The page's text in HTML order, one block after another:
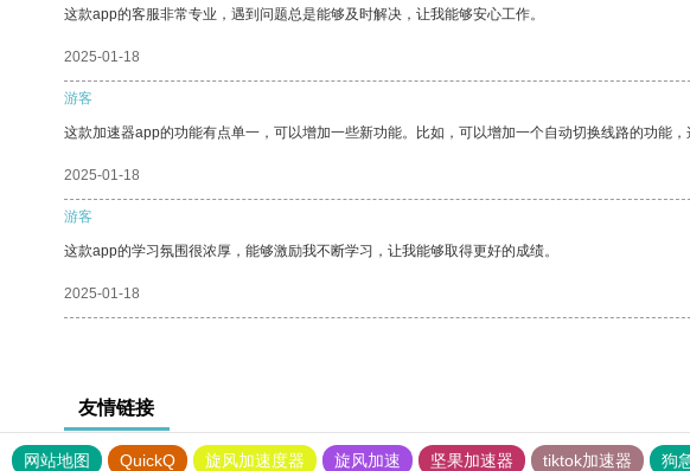
这款app的客服非常专业，遇到问题总是能够及时解决，让我能够安心工作。
2025-01-18
游客
这款加速器app的功能有点单一，可以增加一些新功能。比如，可以增加一个自动切换线路的功能
2025-01-18
游客
这款app的学习氛围很浓厚，能够激励我不断学习，让我能够取得更好的成绩。
2025-01-18
友情链接
网站地图 QuickQ 旋风加速度器 旋风加速 坚果加速器 tiktok加速器 狗